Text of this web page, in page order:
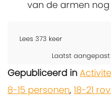
van de armen nog
Lees 373 keer
Laatst aangepast
Gepubliceerd in
8-15 personen, 18-21